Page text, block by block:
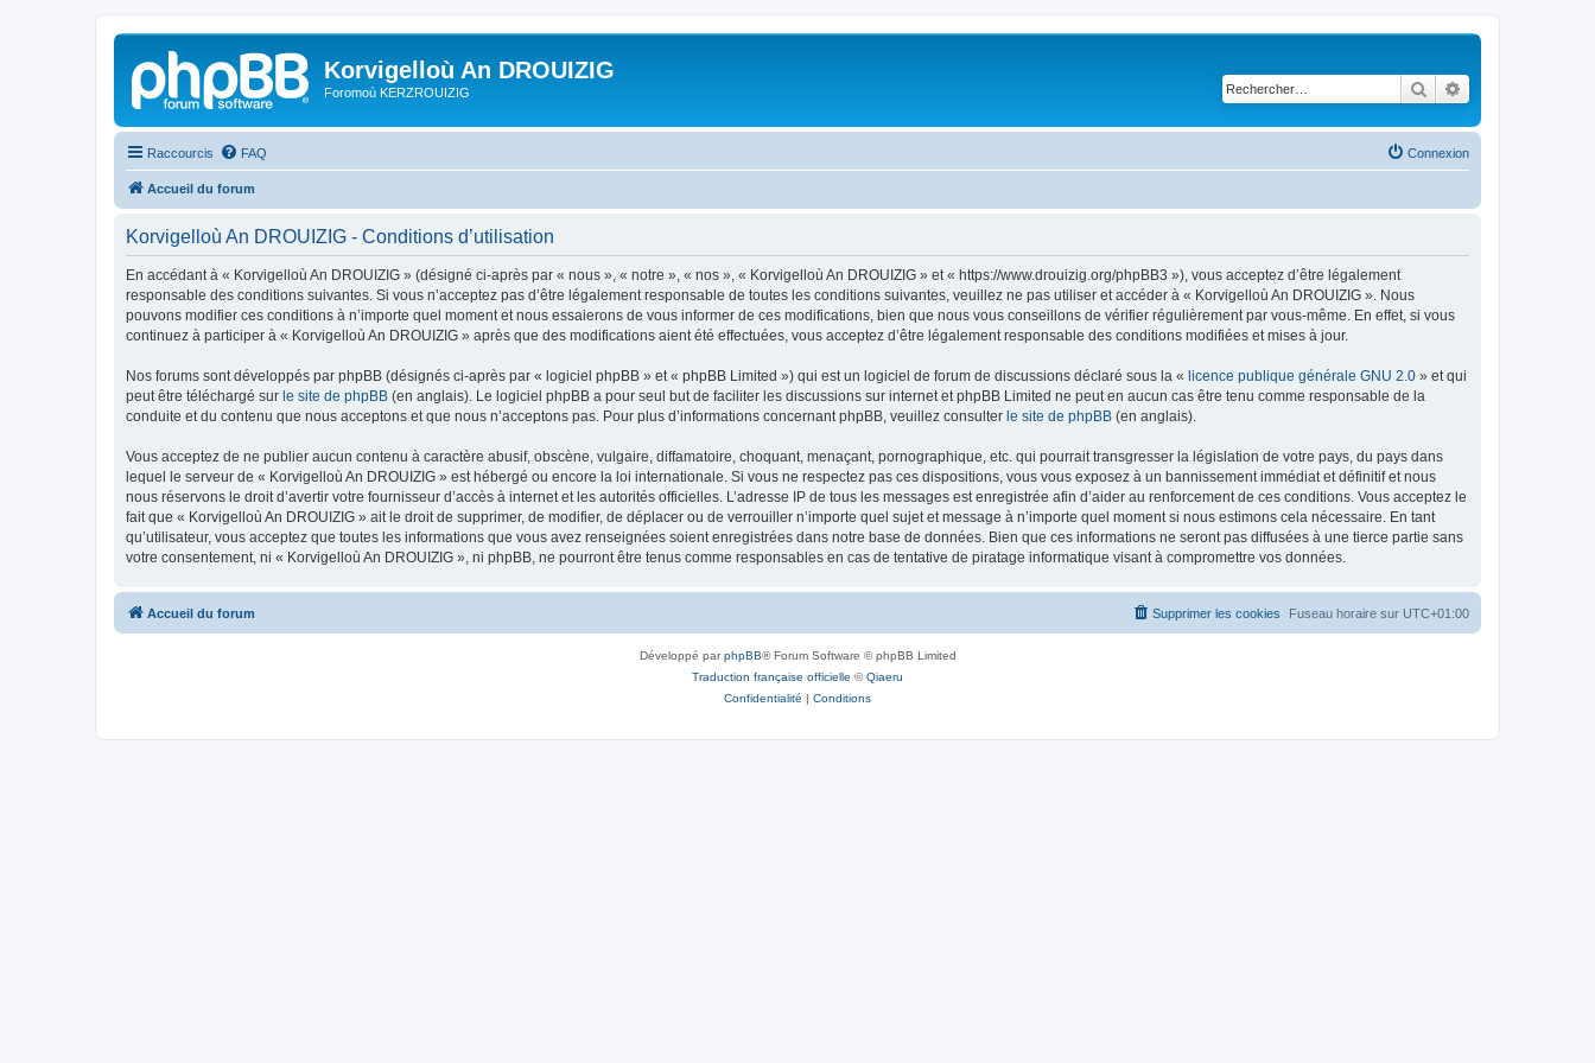
Korvigelloù An DROUIZIG
Foromoù KERZROUIZIG Rechercher
Raccourcis FAQ Connexion
Accueil du forum
Korvigelloù An DROUIZIG - Conditions d’utilisation
En accédant à « Korvigelloù An DROUIZIG » (désigné ci-après par « nous », « notre », « nos », « Korvigelloù An DROUIZIG » et « https://www.drouizig.org/phpBB3 »), vous acceptez d’être légalement
responsable des conditions suivantes. Si vous n’acceptez pas d’être légalement responsable de toutes les conditions suivantes, veuillez ne pas utiliser et accéder à « Korvigelloù An DROUIZIG ». Nous
pouvons modifier ces conditions à n’importe quel moment et nous essaierons de vous informer de ces modifications, bien que nous vous conseillons de vérifier régulièrement par vous-même. En effet, si vous
continuez à participer à « Korvigelloù An DROUIZIG » après que des modifications aient été effectuées, vous acceptez d’être légalement responsable des conditions modifiées et mises à jour.
Nos forums sont développés par phpBB (désignés ci-après par « logiciel phpBB » et « phpBB Limited ») qui est un logiciel de forum de discussions déclaré sous la « licence publique générale GNU 2.0 » et qui
peut être téléchargé sur le site de phpBB (en anglais). Le logiciel phpBB a pour seul but de faciliter les discussions sur internet et phpBB Limited ne peut en aucun cas être tenu comme responsable de la
conduite et du contenu que nous acceptons et que nous n’acceptons pas. Pour plus d’informations concernant phpBB, veuillez consulter le site de phpBB (en anglais).
Vous acceptez de ne publier aucun contenu à caractère abusif, obscène, vulgaire, diffamatoire, choquant, menaçant, pornographique, etc. qui pourrait transgresser la législation de votre pays, du pays dans
lequel le serveur de « Korvigelloù An DROUIZIG » est hébergé ou encore la loi internationale. Si vous ne respectez pas ces dispositions, vous vous exposez à un bannissement immédiat et définitif et nous
nous réservons le droit d’avertir votre fournisseur d’accès à internet et les autorités officielles. L’adresse IP de tous les messages est enregistrée afin d’aider au renforcement de ces conditions. Vous acceptez le
fait que « Korvigelloù An DROUIZIG » ait le droit de supprimer, de modifier, de déplacer ou de verrouiller n’importe quel sujet et message à n’importe quel moment si nous estimons cela nécessaire. En tant
qu’utilisateur, vous acceptez que toutes les informations que vous avez renseignées soient enregistrées dans notre base de données. Bien que ces informations ne seront pas diffusées à une tierce partie sans
votre consentement, ni « Korvigelloù An DROUIZIG », ni phpBB, ne pourront être tenus comme responsables en cas de tentative de piratage informatique visant à compromettre vos données.
Accueil du forum Fuseau horaire sur UTC+01:00
Supprimer les cookies
Développé parphpBB® Forum Software © phpBB Limited
Traduction française officielle ©Qiaeru
Confidentialité | Conditions